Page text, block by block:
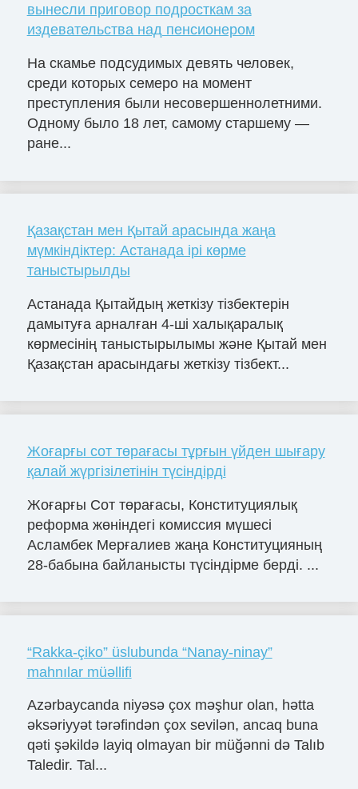
вынесли приговор подросткам за
издевательства над пенсионером
На скамье подсудимых девять человек,
среди которых семеро на момент
преступления были несовершеннолетними.
Одному было 18 лет, самому старшему —
ране...
Қазақстан мен Қытай арасында жаңа
мүмкіндіктер: Астанада ірі көрме
таныстырылды
Астанада Қытайдың жеткізу тізбектерін
дамытуға арналған 4-ші халықаралық
көрмесінің таныстырылымы және Қытай мен
Қазақстан арасындағы жеткізу тізбект...
Жоғарғы сот төрағасы тұрғын үйден шығару
қалай жүргізілетінін түсіндірді
Жоғарғы Сот төрағасы, Конституциялық
реформа жөніндегі комиссия мүшесі
Асламбек Мерғалиев жаңа Конституцияның
28-бабына байланысты түсіндірме берді. ...
“Rakka-çiko” üslubunda “Nanay-ninay”
mahnılar müəllifi
Azərbaycanda niyəsə çox məşhur olan, hətta
əksəriyyət tərəfindən çox sevilən, ancaq buna
qəti şəkildə layiq olmayan bir müğənni də Talıb
Taledir. Tal...